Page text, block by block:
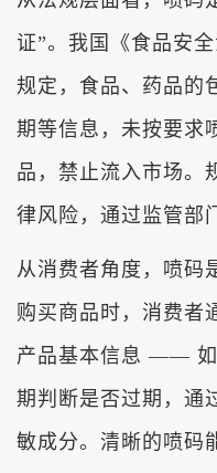
证”。我国《食品安
规定，食品、药品的
期等信息，未按要求
品，禁止流入市场。
律风险，通过监管部
从消费者角度，喷码
购买商品时，消费者
产品基本信息 —— 如
期判断是否过期，通
敏成分。清晰的喷码